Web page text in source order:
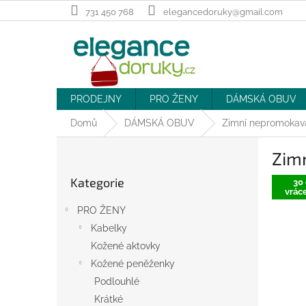
na
731 450 768 elegancedoruky@gmail.com
PRODEJNY PRO ŽENY DÁMSKÁ OBUV
Domů DÁMSKÁ OBUV Zimní
kategorie
Kategorie
PRO ŽENY
Kabelky
Kožené aktovky
Kožené peněženky
Podlouhlé
Krátké
30